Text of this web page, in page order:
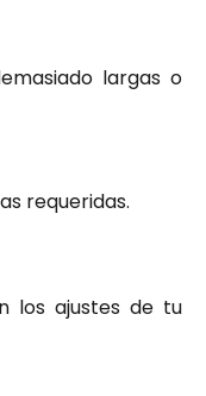
largas o
requeridas.
los ajustes de tu